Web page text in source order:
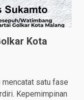
Kota
mencatat satu fase
Kepemimpinan